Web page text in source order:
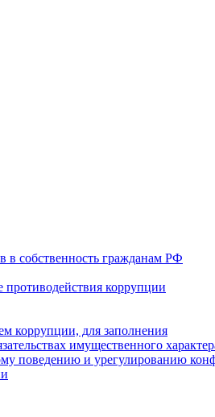
в собственность гражданам РФ
коррупции
коррупции, для заполнения
имущественного
поведению и урегулированию